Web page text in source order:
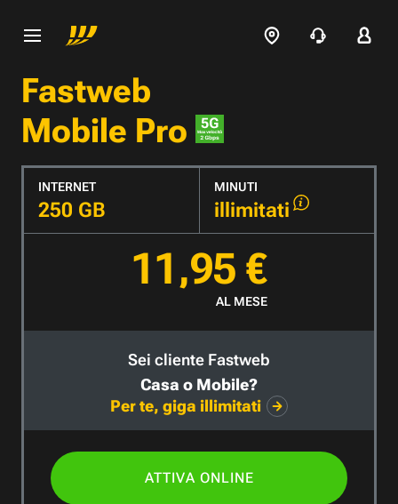
Fastweb
Mobile Pro
INTERNET
250 GB
MINUTI
illimitati
11,95 €
AL MESE
Sei cliente Fastweb
Casa o Mobile?
Per te, giga illimitati
ATTIVA ONLINE